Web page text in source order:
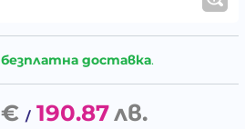
безплатна доставка.
€ / 190.87лв.